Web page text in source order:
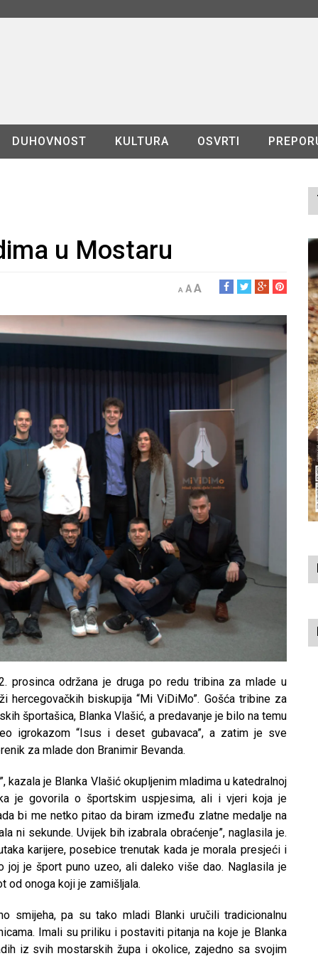
DUHOVNOST KULTURA OSVRTI
u Mostaru
A AA
prosinca održana je druga po redu tribina za mlade u
hercegovačkih biskupija “Mi ViDiMo”. Gošća tribine za
športašica, Blanka Vlašić, a predavanje je bilo na temu
igrokazom “Isus i deset gubavaca”, a zatim je sve
za mlade don Branimir Bevanda.
kazala je Blanka Vlašić okupljenim mladima u katedralnoj
je govorila o športskim uspjesima, ali i vjeri koja je
bi me netko pitao da biram između zlatne medalje na
ni sekunde. Uvijek bih izabrala obraćenje”, naglasila je.
karijere, posebice trenutak kada je morala presjeći i
joj je šport puno uzeo, ali daleko više dao. Naglasila je
od onoga koji je zamišljala.
smijeha, pa su tako mladi Blanki uručili tradicionalnu
Imali su priliku i postaviti pitanja na koje je Blanka
iz svih mostarskih župa i okolice, zajedno sa svojim